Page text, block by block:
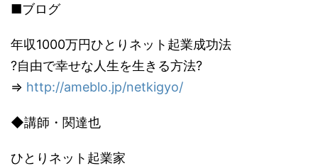
■ブログ
年収1000万円ひとりネット起業成功法
?自由で幸せな人生を生きる方法?
⇒ http://ameblo.jp/netkigyo/
◆講師・関達也
ひとりネット起業家